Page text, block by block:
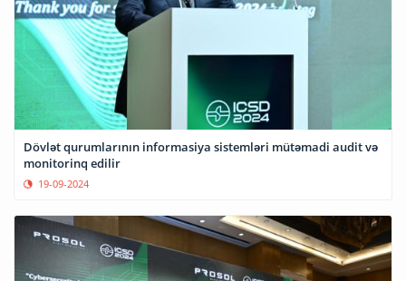
Dövlət qurumlarının informasiya sistemləri mütəmadi audit və
monitorinq edilir
19-09-2024